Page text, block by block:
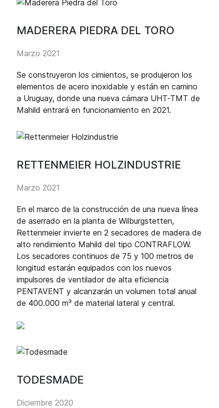
MADERERA PIEDRA DEL TORO
Marzo 2021
Se construyeron los cimientos, se produjeron los
elementos de acero inoxidable y están en camino
a Uruguay, donde una nueva cámara UHT-TMT de
Mahild entrará en funcionamiento en 2021.
RETTENMEIER HOLZINDUSTRIE
Marzo 2021
En el marco de la construcción de una nueva línea
de aserrado en la planta de Wilburgstetten,
Rettenmeier invierte en 2 secadores de madera de
alto rendimiento Mahild del tipo CONTRAFLOW.
Los secadores continuos de 75 y 100 metros de
longitud estarán equipados con los nuevos
impulsores de ventilador de alta eficiencia
PENTAVENT y alcanzarán un volumen total anual
de 400.000 m³ de material lateral y central.
TODESMADE
Diciembre 2020